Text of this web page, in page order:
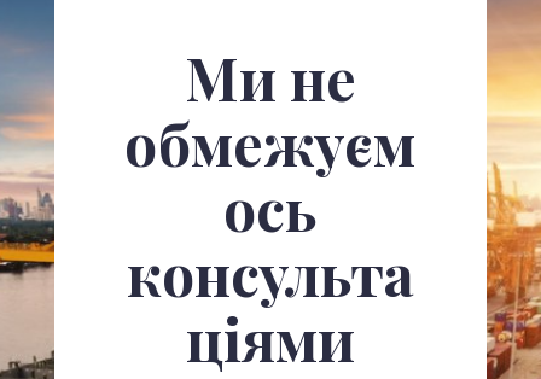
Ми не
обмежуєм
ось
консульта
ціями